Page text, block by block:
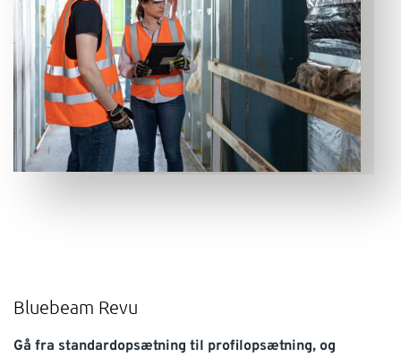
Bluebeam Revu
Gå fra standardopsætning til profilopsætning, og